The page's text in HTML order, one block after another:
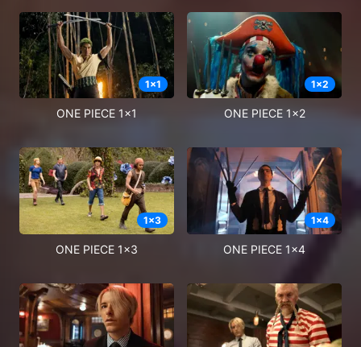
1x1
ONE PIECE 1x1
1x2
ONE PIECE 1x2
1x3
ONE PIECE 1x3
1x4
ONE PIECE 1x4